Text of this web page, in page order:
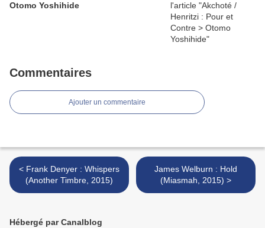
Otomo Yoshihide
Commentaires
Ajouter un commentaire
< Frank Denyer : Whispers
(Another Timbre, 2015)
James Welburn : Hold
(Miasmah, 2015) >
Hébergé par Canalblog